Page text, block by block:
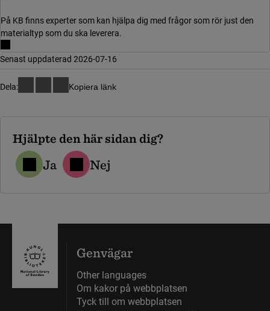
På KB finns experter som kan hjälpa dig med frågor som rör just den
materialtyp som du ska leverera.
Senast uppdaterad 2026-07-16
Dela: Kopiera länk
Hjälpte den här sidan dig?
Ja Nej
Genvägar
Other languages
Om kakor på webbplatsen
Tyck till om webbplatsen